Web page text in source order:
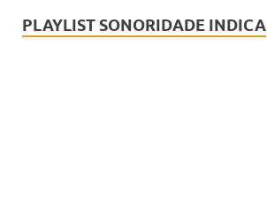
PLAYLIST SONORIDADE INDICA